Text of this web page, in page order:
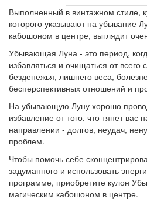
Выполненный в винтажном стиле,
которого указывают на убывание
кабошоном в центре, выглядит
Убывающая Луна - это период,
избавляться и очищаться от всего
безденежья, лишнего веса,
бесперспективных отношений и
На убывающую Луну хорошо
избавление от того, что тянет вас
направлении - долгов, неудач,
проблем.
Чтобы помочь себе
задуманного и использовать
программе, приобретите кулон
магическим кабошоном в центре.